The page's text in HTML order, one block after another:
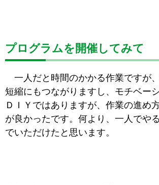
プログラムを開催してみて
一人だと時間のかかる作業ですが
短縮にもつながりますし、モチベー
ＤＩＹではありますが、作業の進め
が良かったです。何より、一人でや
でいただけたと思います。